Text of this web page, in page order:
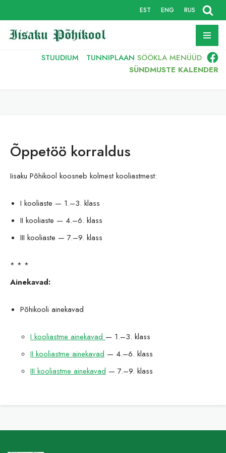
Skip
to
EST ENG RUS
STUUDIUM TUNNIPLAAN SÖÖKLA MENÜÜD
SÜNDMUSTE KALENDER
Õppetöö korraldus
Iisaku Põhikool koosneb kolmest kooliastmest:
I kooliaste — 1.–3. klass
II kooliaste — 4.–6. klass
III kooliaste — 7.–9. klass
* * *
Ainekavad:
Põhikooli ainekavad
I kooliastme ainekavad — 1.–3. klass
II kooliastme ainekavad — 4.–6. klass
III kooliastme ainekavad — 7.–9. klass